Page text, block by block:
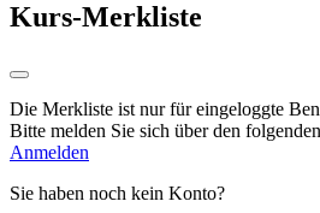
Kurs-Merkliste
Die Merkliste ist nur für eingeloggte
Bitte melden Sie sich über den
Anmelden
Sie haben noch kein Konto?